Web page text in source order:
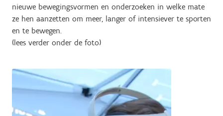
nieuwe bewegingsvormen en onderzoeken in welke mate
ze hen aanzetten om meer, langer of intensiever te sporten
en te bewegen.
(lees verder onder de foto)